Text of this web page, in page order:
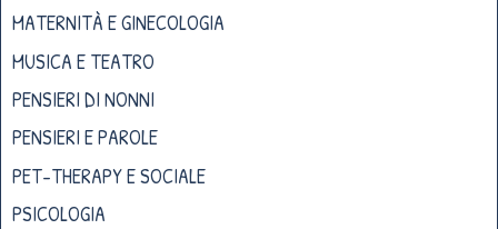
MATERNITÀ E GINECOLOGIA
MUSICA E TEATRO
PENSIERI DI NONNI
PENSIERI E PAROLE
PET-THERAPY E SOCIALE
PSICOLOGIA